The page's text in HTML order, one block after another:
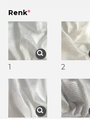
Renk*
1 2